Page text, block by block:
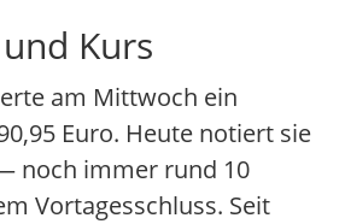
Kurs
am Mittwoch ein
Euro. Heute notiert sie
noch immer rund 10
Vortagesschluss. Seit